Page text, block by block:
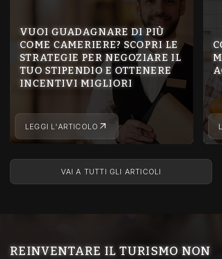
VUOI GUADAGNARE DI PIÙ
COME CAMERIERE? SCOPRI LE
STRATEGIE PER NEGOZIARE IL
TUO STIPENDIO E OTTENERE
INCENTIVI MIGLIORI
LEGGI L'ARTICOLO
VAI A TUTTI GLI ARTICOLI
REINVENTARE IL TURISMO NON